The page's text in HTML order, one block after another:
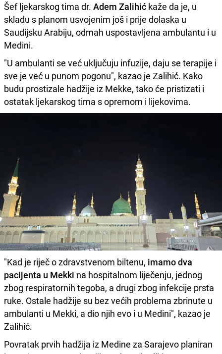
Šef ljekarskog tima dr. Adem Zalihić kaže da je, u
skladu s planom usvojenim još i prije dolaska u
Saudijsku Arabiju, odmah uspostavljena ambulantu i u
Medini.
"U ambulanti se već uključuju infuzije, daju se terapije i
sve je već u punom pogonu", kazao je Zalihić. Kako
budu prostizale hadžije iz Mekke, tako će pristizati i
ostatak ljekarskog tima s opremom i lijekovima.
"Kad je riječ o zdravstvenom biltenu, imamo dva
pacijenta u Mekki na hospitalnom liječenju, jednog
zbog respiratornih tegoba, a drugi zbog infekcije prsta
ruke. Ostale hadžije su bez većih problema zbrinute u
ambulanti u Mekki, a dio njih evo i u Medini", kazao je
Zalihić.
Povratak prvih hadžija iz Medine za Sarajevo planiran